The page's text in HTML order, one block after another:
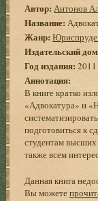
Автор: Антонов
Название:
Жанр:
Издательский
Год издания: 2011
Аннотация:
В книге кратко
«Адвокатура» и
подготовиться к
студентам
также всем
Данная книга
Вы можете